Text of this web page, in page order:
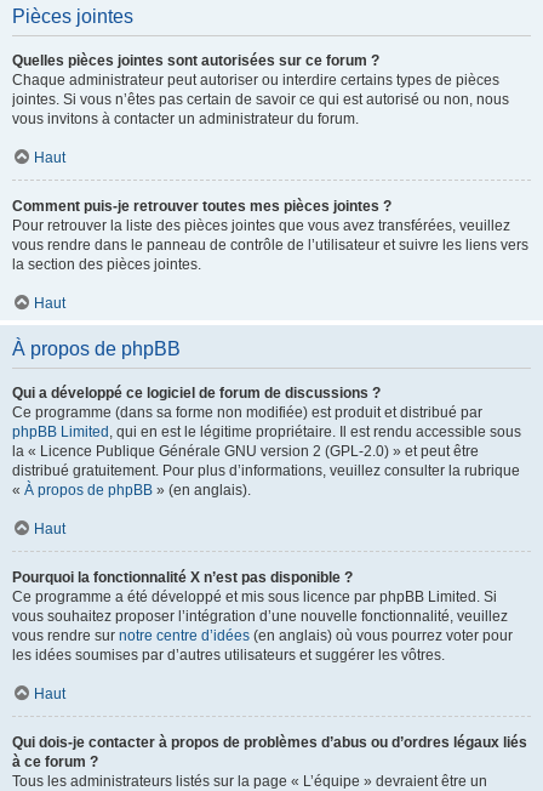
Pièces jointes
Quelles pièces jointes sont autorisées sur ce forum ?
Chaque administrateur peut autoriser ou interdire certains types de pièces
jointes. Si vous n’êtes pas certain de savoir ce qui est autorisé ou non, nous
vous invitons à contacter un administrateur du forum.
Haut
Comment puis-je retrouver toutes mes pièces jointes ?
Pour retrouver la liste des pièces jointes que vous avez transférées, veuillez
vous rendre dans le panneau de contrôle de l’utilisateur et suivre les liens vers
la section des pièces jointes.
Haut
À propos de phpBB
Qui a développé ce logiciel de forum de discussions ?
Ce programme (dans sa forme non modifiée) est produit et distribué par
phpBB Limited , qui en est le légitime propriétaire. Il est rendu accessible sous
la « Licence Publique Générale GNU version 2 (GPL-2.0) » et peut être
distribué gratuitement. Pour plus d’informations, veuillez consulter la rubrique
« À propos de phpBB » (en anglais).
Haut
Pourquoi la fonctionnalité X n’est pas disponible ?
Ce programme a été développé et mis sous licence par phpBB Limited. Si
vous souhaitez proposer l’intégration d’une nouvelle fonctionnalité, veuillez
vous rendre sur notre centre d’idées (en anglais) où vous pourrez voter pour
les idées soumises par d’autres utilisateurs et suggérer les vôtres.
Haut
Qui dois-je contacter à propos de problèmes d’abus ou d’ordres légaux liés
à ce forum ?
Tous les administrateurs listés sur la page « L’équipe » devraient être un